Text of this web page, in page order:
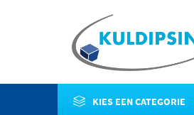
KIES EEN CATEGORIE